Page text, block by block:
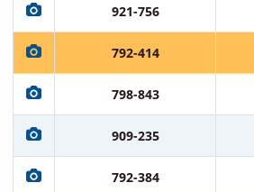
921-756
792-414
798-843
909-235
792-384